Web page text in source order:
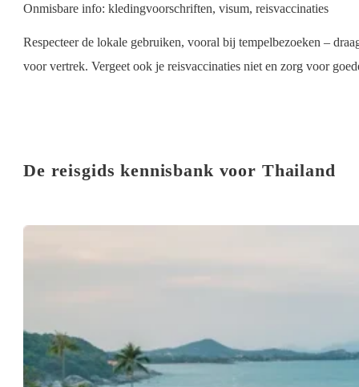
Onmisbare info: kledingvoorschriften, visum, reisvaccinaties
Respecteer de lokale gebruiken, vooral bij tempelbezoeken –
voor vertrek. Vergeet ook je reisvaccinaties niet en zorg voor
De reisgids kennisbank voor Thailand